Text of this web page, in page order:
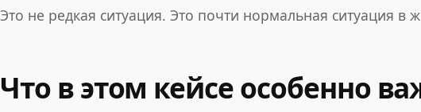
Это не редкая ситуация. Это почти нормальная ситуация в
Что в этом кейсе особенно